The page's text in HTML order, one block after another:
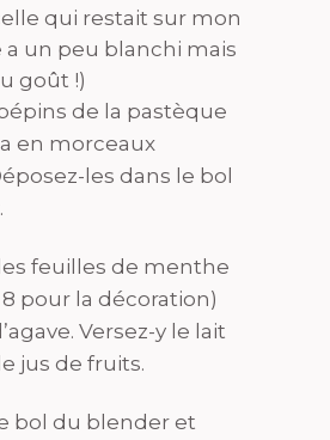
qui restait sur mon
a un peu blanchi mais
goût !)
de la pastèque
en morceaux
les dans le bol
feuilles de menthe
pour la décoration)
Versez-y le lait
jus de fruits.
bol du blender et